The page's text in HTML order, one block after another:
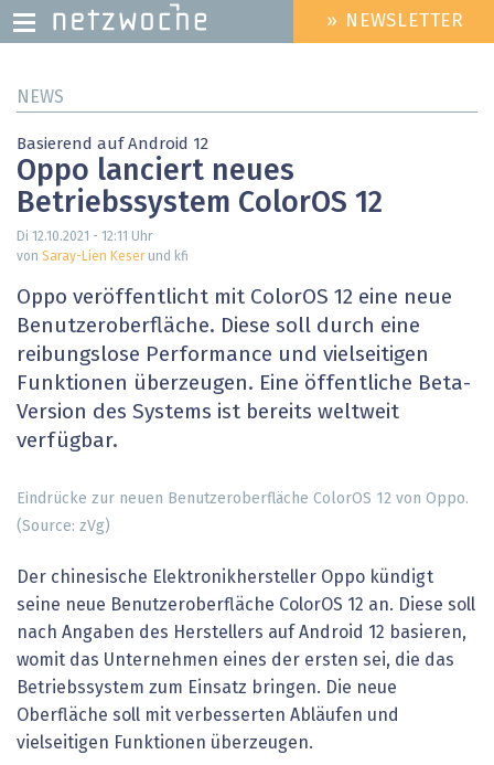
zum
HEADER
MENU
» NEWSLETTER
NEWS
Basierend auf Android 12
Oppo lanciert neues
Betriebssystem ColorOS 12
Di 12.10.2021 - 12:11 Uhr
von Saray-Lien Keserund kfi
Oppo veröffentlicht mit ColorOS 12 eine neue
Benutzeroberfläche. Diese soll durch eine
reibungslose Performance und vielseitigen
Funktionen überzeugen. Eine öffentliche Beta-
Version des Systems ist bereits weltweit
verfügbar.
Eindrücke zur neuen Benutzeroberfläche ColorOS 12 von Oppo.
(Source: zVg)
Der chinesische Elektronikhersteller Oppo kündigt
seine neue Benutzeroberfläche ColorOS 12 an. Diese soll
nach Angaben des Herstellers auf Android 12 basieren,
womit das Unternehmen eines der ersten sei, die das
Betriebssystem zum Einsatz bringen. Die neue
Oberfläche soll mit verbesserten Abläufen und
vielseitigen Funktionen überzeugen.